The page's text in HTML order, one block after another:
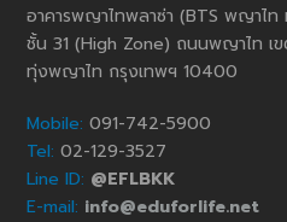
อาคารพญาไทพลาซ่า (BTS พญาไท
ชั้น 31 (High Zone) ถนนพญาไท เข
ทุ่งพญาไท กรุงเทพฯ 10400
Mobile: 091-742-5900
Tel: 02-129-3527
Line ID: @EFLBKK
E-mail: info@eduforlife.net